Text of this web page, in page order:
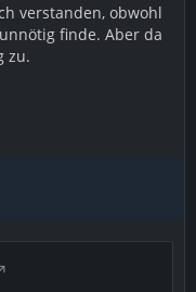
verstanden, obwohl
finde. Aber da
zu.